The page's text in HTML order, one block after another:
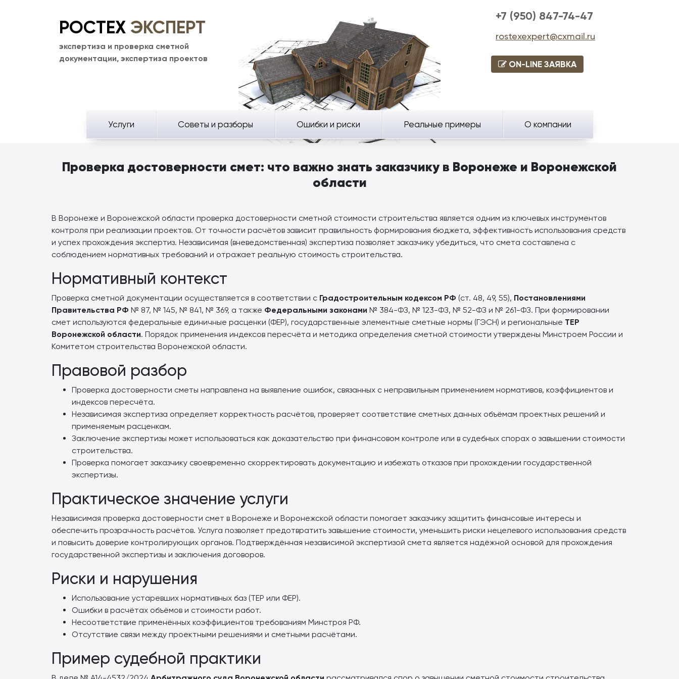
РОСТЕХ ЭКСПЕРТ
экспертиза и проверка сметной
документации, экспертиза проектов
+7 (950) 847-74-47
rostexexpert@cxmail.ru
ON-LINE ЗАЯВКА
Услуги Советы и разборы Ошибки и риски Реальные примеры О компании
Проверка достоверности смет: что важно знать заказчику в Воронеже и Воронежской
области
В Воронеже и Воронежской области проверка достоверности сметной стоимости строительства является одним из ключевых инструментов
контроля при реализации проектов. От точности расчётов зависит правильность формирования бюджета, эффективность использования средств
и успех прохождения экспертиз. Независимая (вневедомственная) экспертиза позволяет заказчику убедиться, что смета составлена с
соблюдением нормативных требований и отражает реальную стоимость строительства.
Нормативный контекст
Проверка сметной документации осуществляется в соответствии с Градостроительным кодексом РФ (ст. 48, 49, 55), Постановлениями
Правительства РФ № 87, № 145, № 841, № 369, а также Федеральными законами № 384-ФЗ, № 123-ФЗ, № 52-ФЗ и № 261-ФЗ. При формировании
смет используются федеральные единичные расценки (ФЕР), государственные элементные сметные нормы (ГЭСН) и региональные ТЕР
Воронежской области. Порядок применения индексов пересчёта и методика определения сметной стоимости утверждены Минстроем России и
Комитетом строительства Воронежской области.
Правовой разбор
Проверка достоверности сметы направлена на выявление ошибок, связанных с неправильным применением нормативов, коэффициентов и
индексов пересчёта.
Независимая экспертиза определяет корректность расчётов, проверяет соответствие сметных данных объёмам проектных решений и
применяемым расценкам.
Заключение экспертизы может использоваться как доказательство при финансовом контроле или в судебных спорах о завышении стоимости
строительства.
Проверка помогает заказчику своевременно скорректировать документацию и избежать отказов при прохождении государственной
экспертизы.
Практическое значение услуги
Независимая проверка достоверности смет в Воронеже и Воронежской области помогает заказчику защитить финансовые интересы и
обеспечить прозрачность расчётов. Услуга позволяет предотвратить завышение стоимости, уменьшить риски нецелевого использования средств
и повысить доверие контролирующих органов. Подтверждённая независимой экспертизой смета является надёжной основой для прохождения
государственной экспертизы и заключения договоров.
Риски и нарушения
Использование устаревших нормативных баз (ТЕР или ФЕР).
Ошибки в расчётах объёмов и стоимости работ.
Несоответствие применённых коэффициентов требованиям Минстроя РФ.
Отсутствие связи между проектными решениями и сметными расчётами.
Пример судебной практики